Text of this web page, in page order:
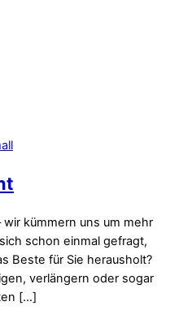
kümmern uns um mehr
schon einmal gefragt,
Beste für Sie herausholt?
verlängern oder sogar
[…]